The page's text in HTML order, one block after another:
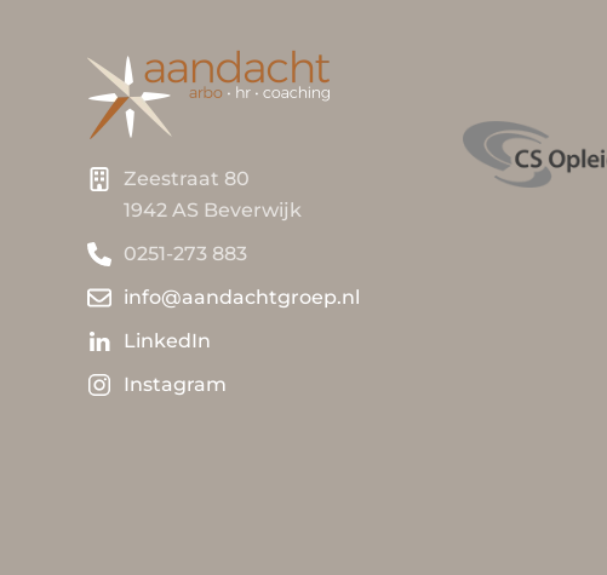
Zeestraat 80
1942 AS Beverwijk
0251-273 883
info@aandachtgroep.nl
LinkedIn
Instagram